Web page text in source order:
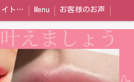
メディカルホワイトニング Menu お客様のお声